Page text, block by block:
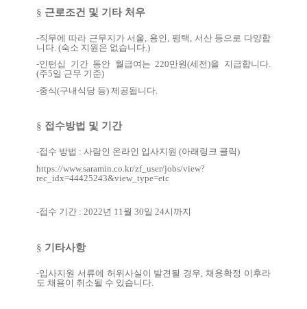
§ 근로조건 및 기타 처우
-직무에 따라 근무지가 서울 용인 평택
서산 등으로 다양합
니다 . (숙소 지원은 없습니다 .)
-인턴십 기간 동안 월급여는220만원(세전)을 지급합니다.
(주5일 근무 기준)
-중식(구내식당 등) 제공됩니다.
§ 접수방법 및 기간
-접수 방법 : 사람인 온라인 입사지원 (아래링크 클릭)
https://www.saramin.co.kr/zf_user/jobs/view?
rec_idx=44425243&view_type=etc
-접수 기간 : 2022년 11월 30일 24시까지
§ 기타사항
-입사지원 서류에 허위사실이 발견될 경우 채용확정 이후라
도 채용이 취소될 수 있습니다